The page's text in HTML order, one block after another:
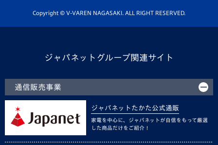
ホームタウン活動
Copyright © V-VAREN NAGASAKI. ALL RIGHT RESERVED.
ジャパネットグループ関連サイト
通信販売事業
ジャパネットたかた公式通販
家電を中心に、ジャパネットが自信をもって厳選
した商品だけをご紹介！